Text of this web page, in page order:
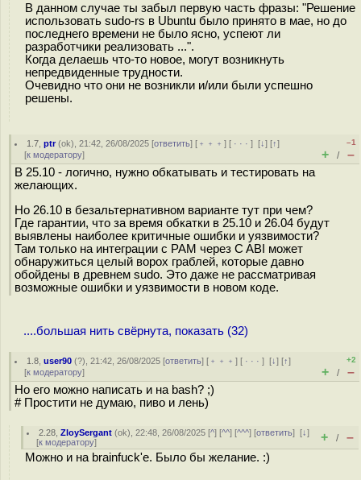
В данном случае ты забыл первую часть фразы: "Решение
использовать sudo-rs в Ubuntu было принято в мае, но до
последнего времени не было ясно, успеют ли
разработчики реализовать ...".
Когда делаешь что-то новое, могут возникнуть
непредвиденные трудности.
Очевидно что они не возникли и/или были успешно
решены.
1.7 ,ptr(ok), 21:42, 26/08/2025 [ответить] [ ﹢﹢﹢] [ · · ·][↓] [↑]
[к модератору]
–1
+ / –
В 25.10 - логично, нужно обкатывать и тестировать на
желающих.
Но 26.10 в безальтернативном варианте тут при чем?
Где гарантии, что за время обкатки в 25.10 и 26.04 будут
выявлены наиболее критичные ошибки и уязвимости?
Там только на интеграции с PAM через C ABI может
обнаружиться целый ворох граблей, которые давно
обойдены в древнем sudo. Это даже не рассматривая
возможные ошибки и уязвимости в новом коде.
....большая нить свёрнута, показать (32)
1.8 ,user90 (?), 21:42, 26/08/2025 [ответить] [ ﹢﹢﹢] [ · · ·][↓] [↑]
[к модератору]
+2
+ / –
Но его можно написать и на bash? ;)
# Простити не думаю, пиво и лень)
2.28 ,ZloySergant (ok), 22:48, 26/08/2025 [^] [^^] [^^^] [ответить][↓]
[к модератору] + / –
Можно и на brainfuck'е. Было бы желание. :)